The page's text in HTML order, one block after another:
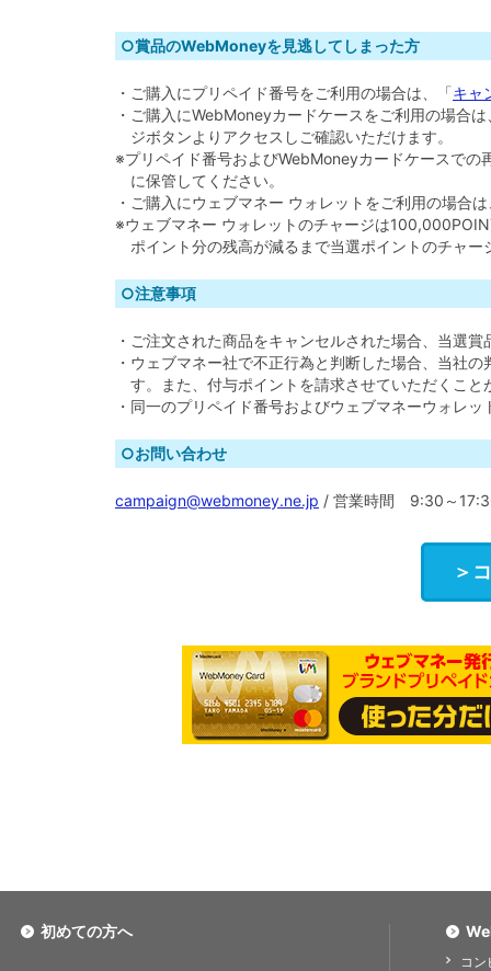
○賞品のWebMoneyを見逃してしまった方
・ご購入にプリペイド番号をご利用の場合は、「キャ
・ご購入にWebMoneyカードケースをご利用の場合
ジボタンよりアクセスしご確認いただけます。
※プリペイド番号およびWebMoneyカードケースで
に保管してください。
・ご購入にウェブマネー ウォレットをご利用の場合
※ウェブマネー ウォレットのチャージは
ポイント分の残高が減るまで当選ポイントのチャ
○注意事項
・ご注文された商品をキャンセルされた場合、当選
・ウェブマネー社で不正行為と判断した場合、当社
す。また、付与ポイントを請求させていただくこと
・同一のプリペイド番号およびウェブマネーウォレ
○お問い合わせ
campaign@webmoney.ne.jp / 営業時間 9:30～
＞
初めての方へ
コ